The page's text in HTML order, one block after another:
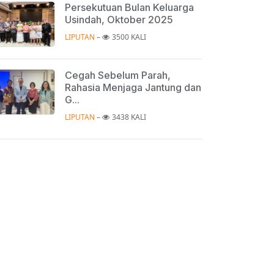
Persekutuan Bulan Keluarga
Usindah, Oktober 2025
LIPUTAN – 3500 KALI
Cegah Sebelum Parah,
Rahasia Menjaga Jantung dan
G...
LIPUTAN – 3438 KALI